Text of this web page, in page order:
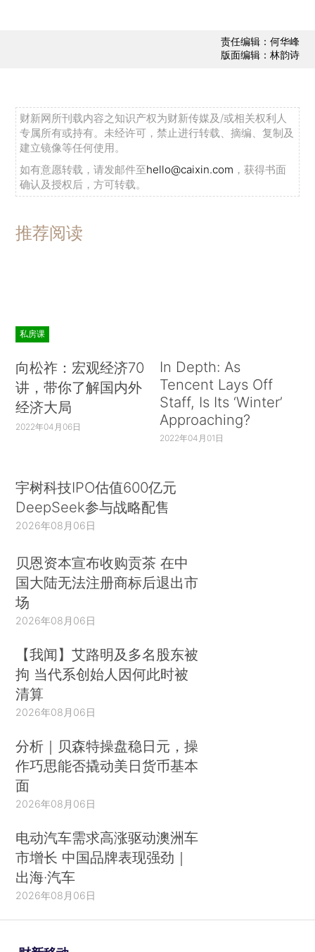
责任编辑：何华峰
版面编辑：林韵诗
财新网所刊载内容之知识产权为财新传媒及/或相关权利人
专属所有或持有。未经许可，禁止进行转载、摘编、复制及
建立镜像等任何使用。
如有意愿转载，请发邮件至hello@caixin.com ，获得书面
确认及授权后，方可转载。
推荐阅读
私房课
向松祚：宏观经济70
讲，带你了解国内外
经济大局
2022年04月06日
In Depth: As
Tencent Lays Off
Staff, Is Its ‘Winter’
Approaching?
2022年04月01日
宇树科技IPO估值600亿元
DeepSeek参与战略配售
2026年08月06日
贝恩资本宣布收购贡茶 在中
国大陆无法注册商标后退出市
场
2026年08月06日
【我闻】艾路明及多名股东被
拘 当代系创始人因何此时被
清算
2026年08月06日
分析｜贝森特操盘稳日元，操
作巧思能否撬动美日货币基本
面
2026年08月06日
电动汽车需求高涨驱动澳洲车
市增长 中国品牌表现强劲｜
出海·汽车
2026年08月06日